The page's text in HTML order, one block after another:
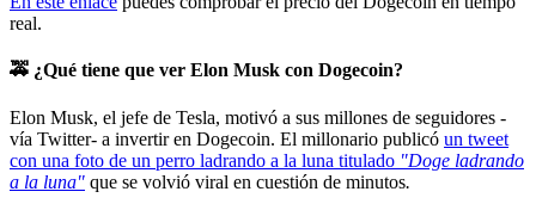
real.
🚕 ¿Qué tiene que ver Elon Musk con Dogecoin?
Elon Musk, el jefe de Tesla, motivó a sus millones de seguidores -
vía Twitter- a invertir en Dogecoin. El millonario publicó un tweet
con una foto de un perro ladrando a la luna titulado "Doge ladrando
a la luna" que se volvió viral en cuestión de minutos.